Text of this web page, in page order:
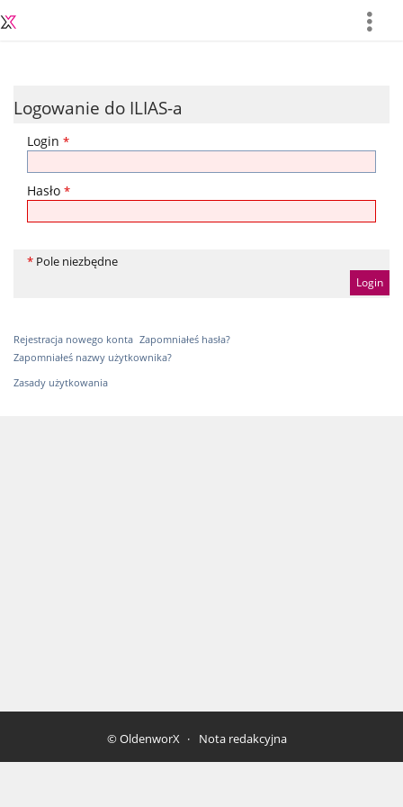
more
Logowanie do ILIAS-a
Login *
Hasło *
* Pole niezbędne
Rejestracja nowego konta Zapomniałeś hasła?
Zapomniałeś nazwy użytkownika?
Zasady użytkowania
© OldenworX Nota redakcyjna